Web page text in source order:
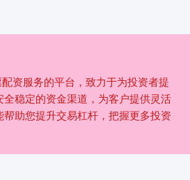
资服务的平台，致力于为投资者提
稳定的资金渠道，为客户提供灵活
助您提升交易杠杆，把握更多投资